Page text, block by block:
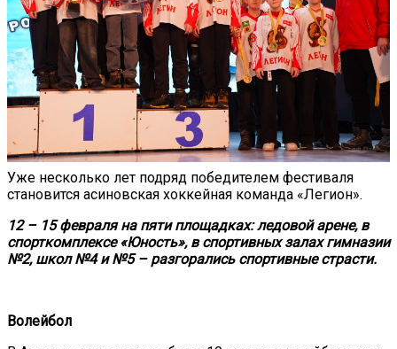
Уже несколько лет подряд победителем фестиваля
становится асиновская хоккейная команда «Легион».
12 – 15 февраля на пяти площадках: ледовой арене, в
спорткомплексе «Юность», в спортивных залах гимназии
№2, школ №4 и №5 – разгорались спортивные страсти.
Волейбол